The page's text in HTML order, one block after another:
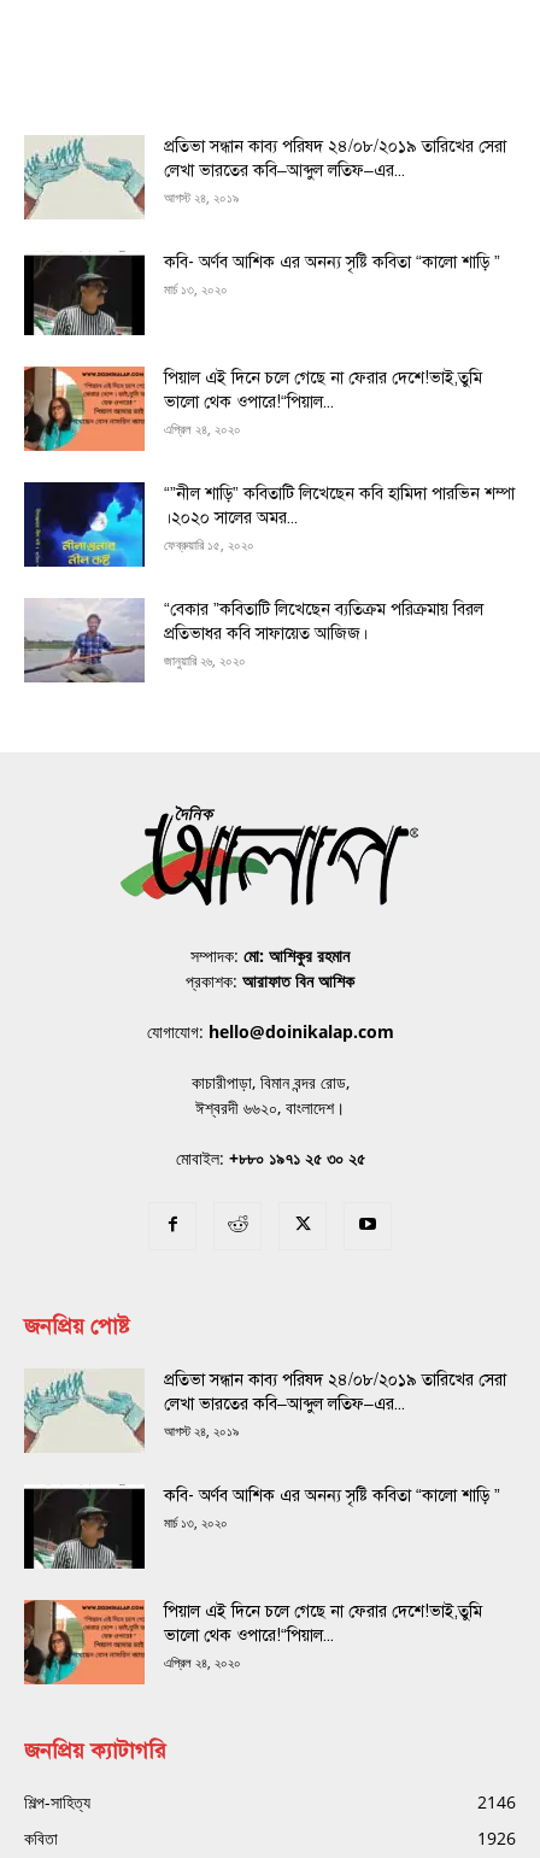
প্রতিভা সন্ধান কাব্য পরিষদ ২৪/০৮/২০১৯ তারিখের সেরা
লেখা ভারতের কবি–আব্দুল লতিফ–এর...
আগস্ট ২৪, ২০১৯
কবি- অর্ণব আশিক এর অনন্য সৃষ্টি কবিতা “কালো শাড়ি ”
মার্চ ১৩, ২০২০
পিয়াল এই দিনে চলে গেছে না ফেরার দেশে!ভাই,তুমি
ভালো থেক ওপারে!“পিয়াল...
এপ্রিল ২৪, ২০২০
“”নীল শাড়ি” কবিতাটি লিখেছেন কবি হামিদা পারভিন শম্পা
।২০২০ সালের অমর...
ফেব্রুয়ারি ১৫, ২০২০
“বেকার ”কবিতাটি লিখেছেন ব্যতিক্রম পরিক্রমায় বিরল
প্রতিভাধর কবি সাফায়েত আজিজ।
জানুয়ারি ২৬, ২০২০
সম্পাদক: মো: আশিকুর রহমান
প্রকাশক: আরাফাত বিন আশিক
যোগাযোগ: hello@doinikalap.com
কাচারীপাড়া, বিমান বন্দর রোড,
ঈশ্বরদী ৬৬২০, বাংলাদেশ।
মোবাইল: +৮৮০ ১৯৭১ ২৫ ৩০ ২৫
জনপ্রিয় পোষ্ট
প্রতিভা সন্ধান কাব্য পরিষদ ২৪/০৮/২০১৯ তারিখের সেরা
লেখা ভারতের কবি–আব্দুল লতিফ–এর...
আগস্ট ২৪, ২০১৯
কবি- অর্ণব আশিক এর অনন্য সৃষ্টি কবিতা “কালো শাড়ি ”
মার্চ ১৩, ২০২০
পিয়াল এই দিনে চলে গেছে না ফেরার দেশে!ভাই,তুমি
ভালো থেক ওপারে!“পিয়াল...
এপ্রিল ২৪, ২০২০
জনপ্রিয় ক্যাটাগরি
শিল্প-সাহিত্য
2146
কবিতা
1926